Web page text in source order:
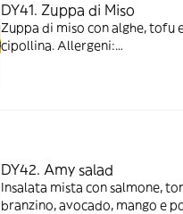
DY41. Zuppa di Miso
Zuppa di miso con alghe, tofu
cipollina. Allergeni:
DY42. Amy salad
Insalata mista con salmone,
branzino, avocado, mango e